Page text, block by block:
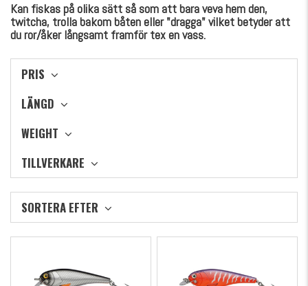
Kan fiskas på olika sätt så som att bara veva hem den,
twitcha, trolla bakom båten eller "dragga" vilket betyder att
du ror/åker långsamt framför tex en vass.
PRIS
LÄNGD
WEIGHT
TILLVERKARE
SORTERA EFTER